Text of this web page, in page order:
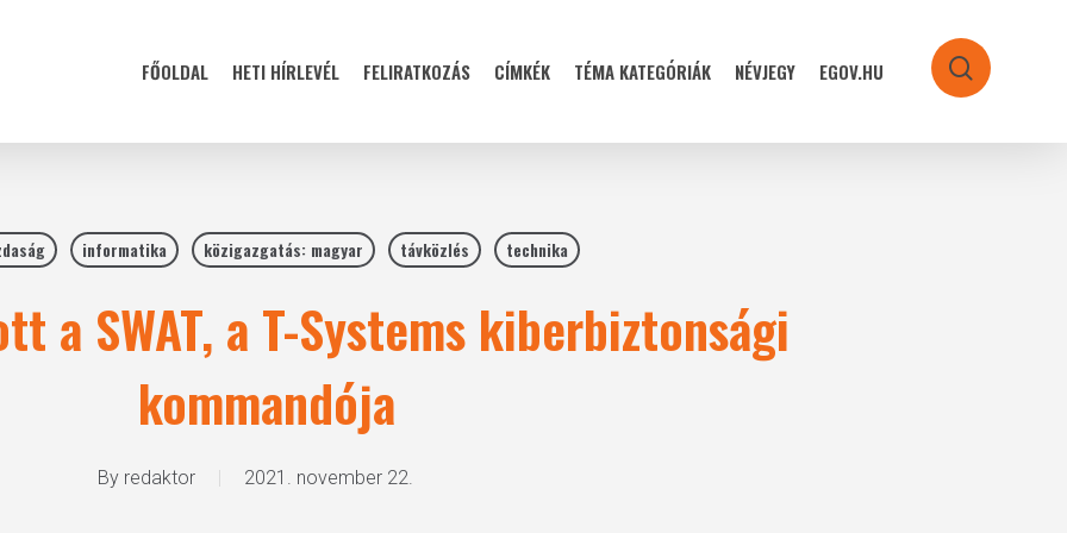
FŐOLDAL HETI HÍRLEVÉL FELIRATKOZÁS CÍMKÉK TÉMA KATEGÓRIÁK NÉVJEGY EGOV.HU search
informatika közigazgatás: magyar távközlés technika
a SWAT, a T-Systems kiberbiztonsági
kommandója
By redaktor 2021. november 22.